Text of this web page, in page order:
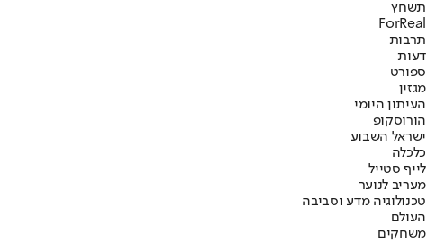
תשחץ
ForReal
תרבות
דעות
ספורט
מגזין
העיתון היומי
הורוסקופ
ישראל השבוע
כלכלה
לייף סטייל
מעריב לנוער
טכנולוגיה מדע וסביבה
העולם
משחקים